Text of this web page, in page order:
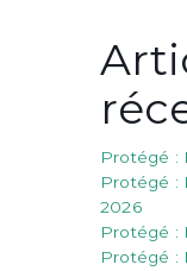
Protégé :
Protégé :
2026
Protégé :
Protégé :